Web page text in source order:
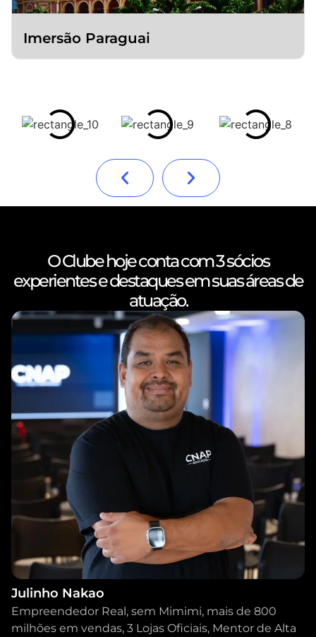
Imersão Paraguai
O Clube hoje conta com 3 sócios
experientes e destaques em suas áreas de
atuação.
Julinho Nakao
Empreendedor Real, sem Mimimi, mais de 800
milhões em vendas, 3 Lojas Oficiais, Mentor de Alta